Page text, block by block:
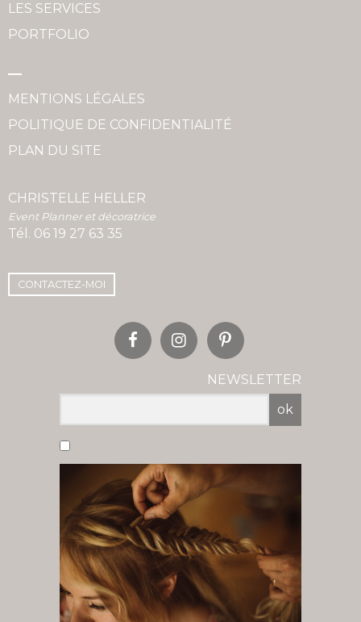
LES SERVICES
PORTFOLIO
MENTIONS LÉGALES
POLITIQUE DE CONFIDENTIALITÉ
PLAN DU SITE
CHRISTELLE HELLER
Event Planner et décoratrice
Tél. 06 19 27 63 35
CONTACTEZ-MOI
NEWSLETTER
ok